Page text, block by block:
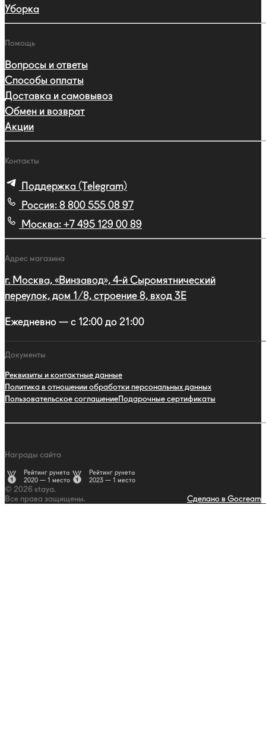
Уборка
Помощь
Вопросы и ответы
Способы оплаты
Доставка и самовывоз
Обмен и возврат
Акции
Контакты
Поддержка (Telegram)
Россия: 8 800 555 08 97
Москва: +7 495 129 00 89
Адрес магазина
г. Москва, «Винзавод», 4-й Сыромятнический
переулок, дом 1/8, строение 8, вход 3E
Ежедневно — с 12:00 до 21:00
Документы
Реквизиты и контактные данные
Политика в отношении обработки персональных данных
Пользовательское соглашениеПодарочные сертификаты
Награды сайта
Рейтинг рунета
2020 — 1 место
Рейтинг рунета
2023 — 1 место
© 2026 staya.
Все права защищены.
Сделано в Gocream